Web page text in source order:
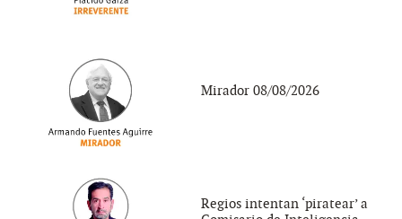
Mirador 08/08/2026
Regios intentan ‘piratear’ a